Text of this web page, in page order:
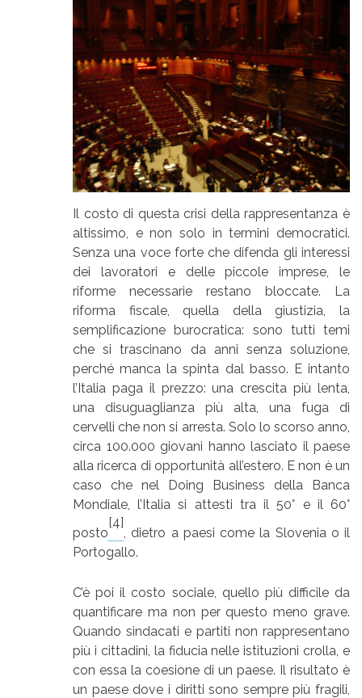
Il costo di questa crisi della rappresentanza è
altissimo, e non solo in termini democratici.
Senza una voce forte che difenda gli interessi
dei lavoratori e delle piccole imprese, le
riforme necessarie restano bloccate. La
riforma fiscale, quella della giustizia, la
semplificazione burocratica: sono tutti temi
che si trascinano da anni senza soluzione,
perché manca la spinta dal basso. E intanto
l’Italia paga il prezzo: una crescita più lenta,
una disuguaglianza più alta, una fuga di
cervelli che non si arresta. Solo lo scorso anno,
circa 100.000 giovani hanno lasciato il paese
alla ricerca di opportunità all’estero. E non è un
caso che nel Doing Business della Banca
Mondiale, l’Italia si attesti tra il 50° e il 60°
posto
[4]
, dietro a paesi come la Slovenia o il
Portogallo.
C’è poi il costo sociale, quello più difficile da
quantificare ma non per questo meno grave.
Quando sindacati e partiti non rappresentano
più i cittadini, la fiducia nelle istituzioni crolla, e
con essa la coesione di un paese. Il risultato è
un paese dove i diritti sono sempre più fragili,